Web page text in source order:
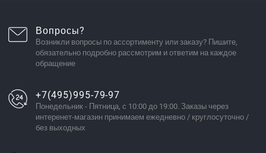
Вопросы?
Возникли вопросы по ассортименту или заказу? Пишите,
обязательно подробно рассмотрим и ответим на каждое
обращение
+7(495)995-79-97
Понедельник - Пятница, с 10:00 до 19:00. Заказы через
интеренет-магазин принимаем ежедневно / круглосуточно /
без выходных